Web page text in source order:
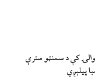
کې د سمنټو سترې
پیلېږي